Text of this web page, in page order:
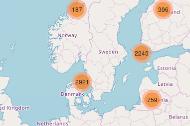
759
187 396
2245
2921